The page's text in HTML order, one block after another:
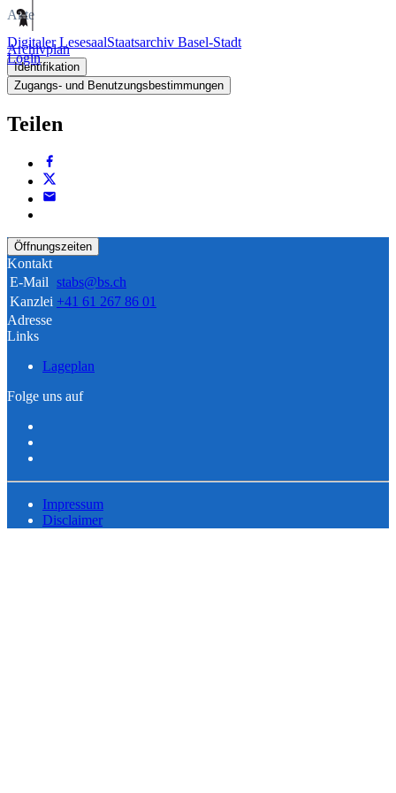
Digitaler LesesaalStaatsarchiv Basel-Stadt
Login
Akte
Archivplan
Identifikation
Zugangs- und Benutzungsbestimmungen
Teilen
Öffnungszeiten
Kontakt
E-Mail stabs@bs.ch
Kanzlei +41 61 267 86 01
Adresse
Links
Lageplan
Folge uns auf
Impressum
Disclaimer